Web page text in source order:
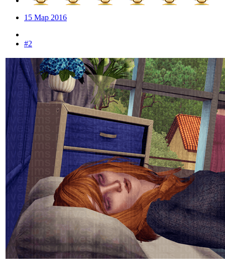
15 Мар 2016
#2